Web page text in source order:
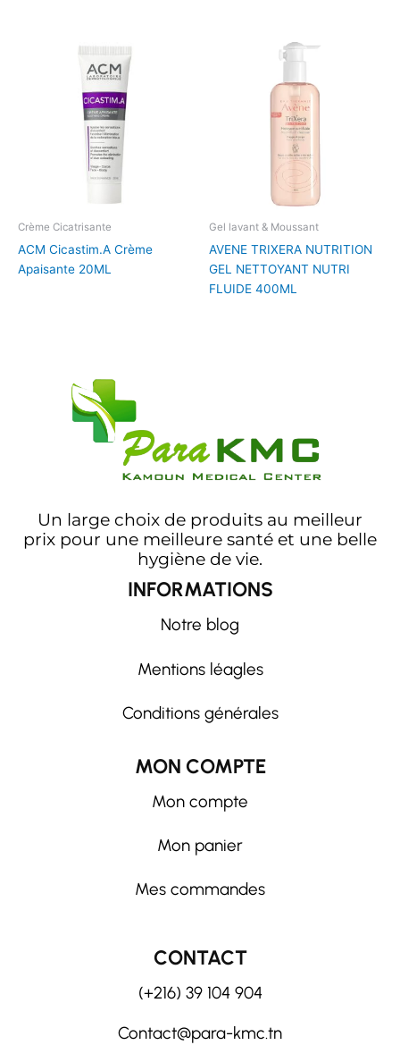
Crème Cicatrisante
ACM Cicastim.A Crème
Apaisante 20ML
Gel lavant & Moussant
AVENE TRIXERA NUTRITION
GEL NETTOYANT NUTRI
FLUIDE 400ML
Un large choix de produits au meilleur
prix pour une meilleure santé et une belle
hygiène de vie.
INFORMATIONS
Notre blog
Mentions léagles
Conditions générales
MON COMPTE
Mon compte
Mon panier
Mes commandes
CONTACT
(+216) 39 104 904
Contact@para-kmc.tn